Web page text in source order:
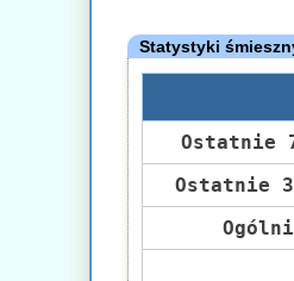
Statystyki
Ostatnie
Ostatnie